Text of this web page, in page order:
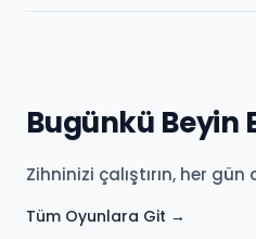
Bugünkü Beyin
Zihninizi çalıştırın, her
Tüm Oyunlara Git →